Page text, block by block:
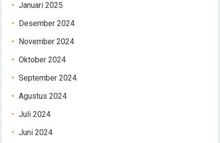
Januari 2025
Desember 2024
November 2024
Oktober 2024
September 2024
Agustus 2024
Juli 2024
Juni 2024